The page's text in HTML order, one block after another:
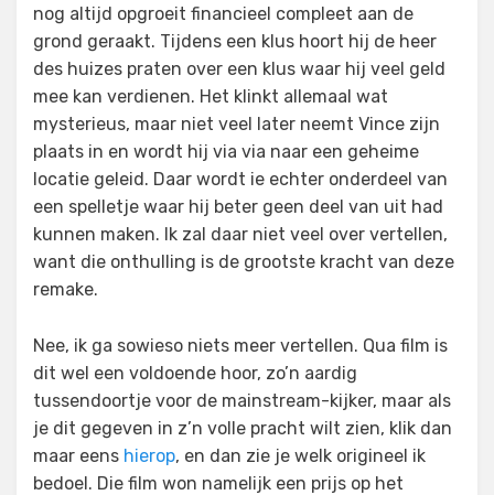
nog altijd opgroeit financieel compleet aan de
grond geraakt. Tijdens een klus hoort hij de heer
des huizes praten over een klus waar hij veel geld
mee kan verdienen. Het klinkt allemaal wat
mysterieus, maar niet veel later neemt Vince zijn
plaats in en wordt hij via via naar een geheime
locatie geleid. Daar wordt ie echter onderdeel van
een spelletje waar hij beter geen deel van uit had
kunnen maken. Ik zal daar niet veel over vertellen,
want die onthulling is de grootste kracht van deze
remake.
Nee, ik ga sowieso niets meer vertellen. Qua film is
dit wel een voldoende hoor, zo’n aardig
tussendoortje voor de mainstream-kijker, maar als
je dit gegeven in z’n volle pracht wilt zien, klik dan
maar eens hierop, en dan zie je welk origineel ik
bedoel. Die film won namelijk een prijs op het